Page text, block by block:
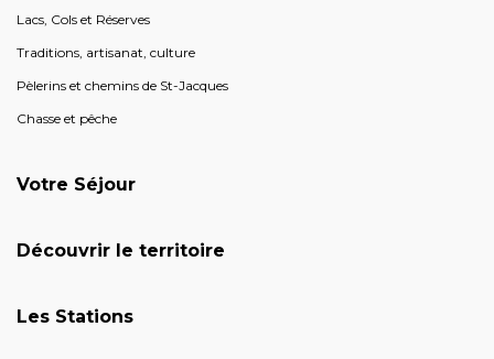
Lacs, Cols et Réserves
Traditions, artisanat, culture
Pèlerins et chemins de St-Jacques
Chasse et pêche
Votre Séjour
Découvrir le territoire
Les Stations